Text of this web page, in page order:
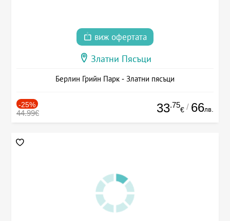
виж офертата
Златни Пясъци
Берлин Грийн Парк - Златни пясъци
-25%
44.99€ 33.75
€ / 66лв.